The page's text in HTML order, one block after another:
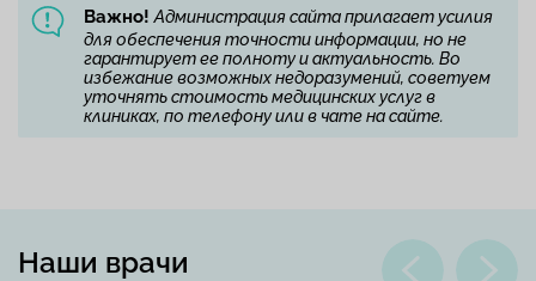
Важно! Администрация сайта прилагает усилия
для обеспечения точности информации, но не
гарантирует ее полноту и актуальность. Во
избежание возможных недоразумений, советуем
уточнять стоимость медицинских услуг в
клиниках, по телефону или в чате на сайте.
Наши врачи